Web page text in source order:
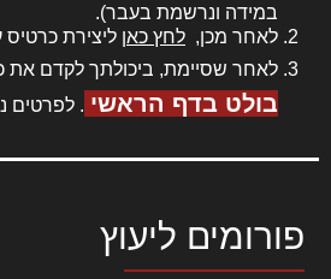
במידה ונרשמת בעבר).
לאחר מכן, לחץ כאן ליצירת
לאחר שסיימת, ביכולתך לקדם את
בולט בדף הראשי . לפרטים
פורומים ליעוץ